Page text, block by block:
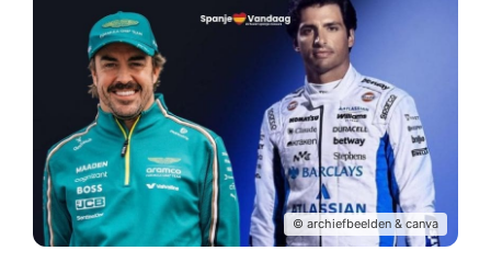
© archiefbeelden & canva